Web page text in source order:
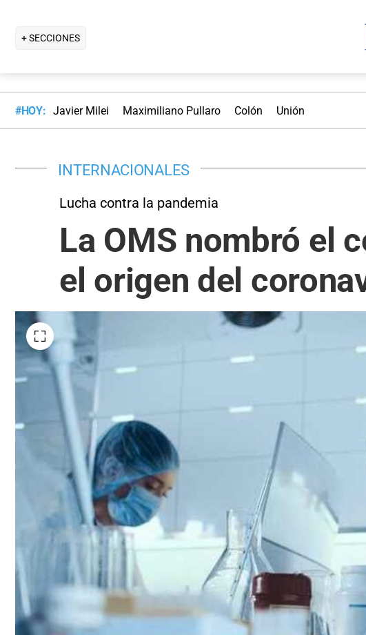
+ SECCIONES
#HOY: Javier Milei Maximiliano Pullaro Colón Unión
INTERNACIONALES
Lucha contra la pandemia
La OMS nombró el
el origen del